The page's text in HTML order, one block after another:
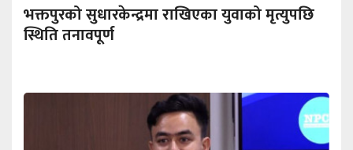
भक्तपुरको सुधारकेन्द्रमा राखिएका युवाको मृत्युपछि
स्थिति तनावपूर्ण